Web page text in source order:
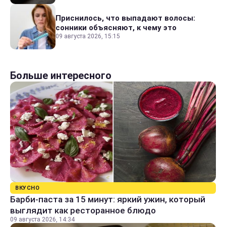
Приснилось, что выпадают волосы:
сонники объясняют, к чему это
09 августа 2026, 15:15
Больше интересного
ВКУСНО
Барби-паста за 15 минут: яркий ужин, который
выглядит как ресторанное блюдо
09 августа 2026, 14:34